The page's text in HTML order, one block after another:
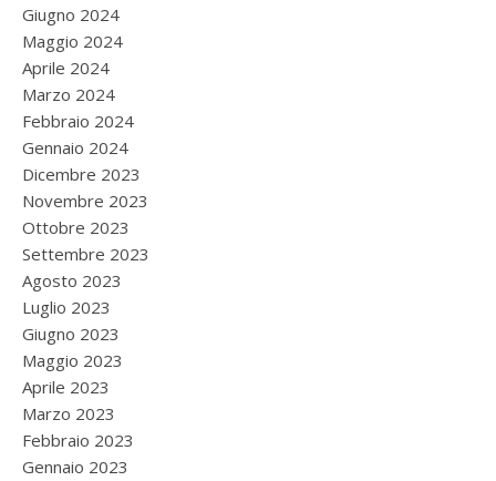
Giugno 2024
Maggio 2024
Aprile 2024
Marzo 2024
Febbraio 2024
Gennaio 2024
Dicembre 2023
Novembre 2023
Ottobre 2023
Settembre 2023
Agosto 2023
Luglio 2023
Giugno 2023
Maggio 2023
Aprile 2023
Marzo 2023
Febbraio 2023
Gennaio 2023